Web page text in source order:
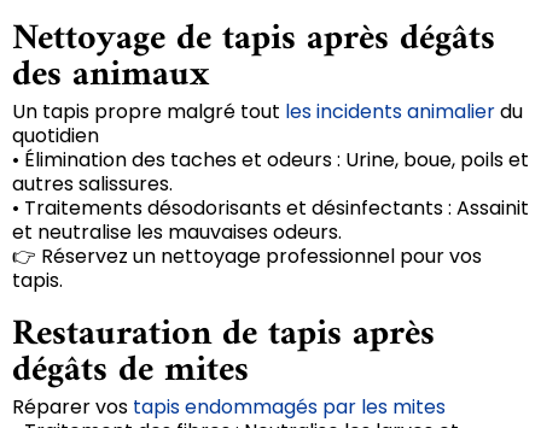
Nettoyage de tapis après dégâts
des animaux
Un tapis propre malgré tout les incidents animalierdu
quotidien
• Élimination des taches et odeurs : Urine, boue, poils et
autres salissures.
• Traitements désodorisants et désinfectants : Assainit
et neutralise les mauvaises odeurs.
👉 Réservez un nettoyage professionnel pour vos
tapis.
Restauration de tapis après
dégâts de mites
Réparer vos tapis endommagés par les mites